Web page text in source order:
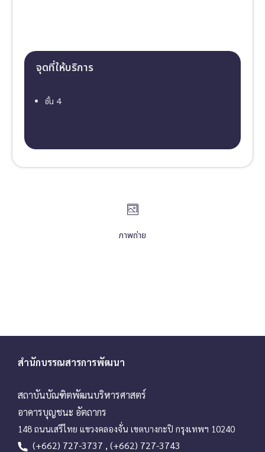
จุดที่ให้บริการ
ชั้น 4
ภาพถ่าย
สำนักบรรณสารการพัฒนา
สถาบันบัณฑิตพัฒนบริหารศาสตร์
อาคารบุญชนะ อัตถากร
148 ถนนเสรีไทย แขวงคลองจั่น เขตบางกะปิ กรุงเทพฯ 10240
(+662) 727-3737 , (+662) 727-3743